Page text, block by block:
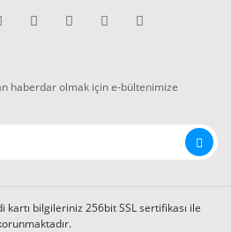
haberdar olmak için e-bültenimize
kartı bilgileriniz 256bit SSL sertifikası ile